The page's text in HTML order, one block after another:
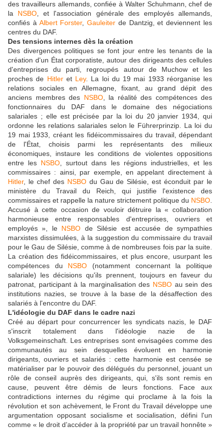
des travailleurs allemands, confiée à Walter Schuhmann, chef de
la NSBO , et l'association générale des employés allemands,
confiés à Albert Forster,Gauleiter de Dantzig, et deviennent les
centres du DAF.
Des tensions internes dès la création
Des divergences politiques se font jour entre les tenants de la
création d'un État corporatiste, autour des dirigeants des cellules
d'entreprises du parti, regroupés autour de Muchow et les
proches de Hitleret Ley. La loi du 19 mai 1933 réorganise les
relations sociales en Allemagne, fixant, au grand dépit des
anciens membres des NSBO, la réalité des compétences des
fonctionnaires du DAF dans le domaine des négociations
salariales ; elle est précisée par la loi du 20 janvier 1934, qui
ordonne les relations salariales selon le Führerprinzip. La loi du
19 mai 1933, créant les fidéicommissaires du travail, dépendant
de l'État, choisis parmi les représentants des milieux
économiques, instaure les conditions de violentes oppositions
entre les NSBO , surtout dans les régions industrielles, et les
commissaires : ainsi, par exemple, en appelant directement à
Hitler, le chef des NSBOdu Gau de Silésie, est éconduit par le
ministère du Travail du Reich, qui justifie l'existence des
commissaires et rappelle la nature strictement politique du NSBO
Accusé à cette occasion de vouloir détruire la « collaboration
harmonieuse entre responsables d'entreprises, ouvriers et
employés », le NSBO de Silésie est accusée de sympathies
marxistes dissimulées, à la suggestion du commissaire du travail
pour le Gau de Silésie, comme à de nombreuses fois par la suite.
La création des fidéicommissaires, et plus encore, usurpant les
compétences du NSBO (notamment concernant la politique
salariale) les décisions qu'ils prennent, toujours en faveur du
patronat, participant à la marginalisation des NSBO au sein des
institutions nazies, se trouve à la base de la désaffection des
salariés à l'encontre du DAF.
L'idéologie du DAF dans le cadre nazi
Créé au départ pour concurrencer les syndicats nazis, le DAF
s'inscrit totalement dans l'idéologie nazie de la
Volksgemeinschaft. Les entreprises sont envisagées comme des
communautés au sein desquelles évoluent en harmonie
dirigeants, ouvriers et salariés : cette harmonie est censée se
matérialiser par le pouvoir des délégués du personnel, jouant un
rôle de conseil auprès des dirigeants, qui, s'ils sont remis en
cause, peuvent être démis de leurs fonctions. Face aux
contradictions internes du régime qui proclame à la fois la
révolution et son achèvement, le Front du Travail développe une
argumentation opposant socialisme et socialisation, défini l'un
comme « le droit d’accéder à la propriété par un travail honnête »